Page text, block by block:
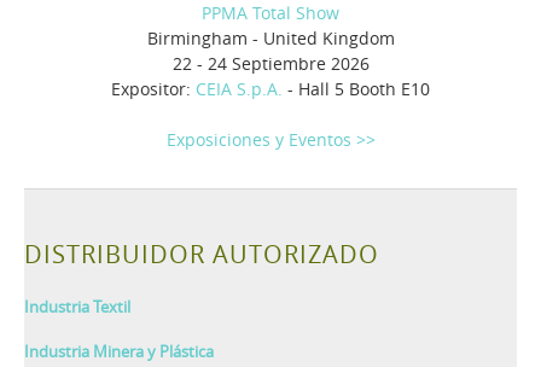
PPMA Total Show
Birmingham - United Kingdom
22 - 24 Septiembre 2026
Expositor: CEIA S.p.A. - Hall 5 Booth E10
Exposiciones y Eventos >>
DISTRIBUIDOR AUTORIZADO
Industria Textil
Industria Minera y Plástica